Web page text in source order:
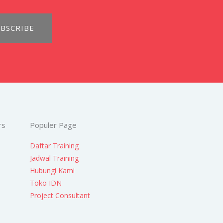
Populer Page
Daftar Training
Jadwal Training
Hubungi Kami
Toko IDN
Project Consultant